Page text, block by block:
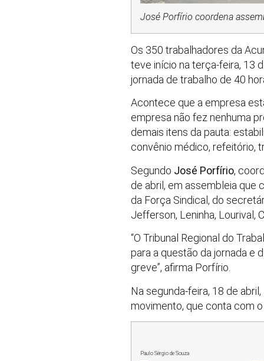
José Porfírio coordena
Os 350 trabalhadores da
teve início na terça-feira, 13
jornada de trabalho de 40
Acontece que a empresa
empresa não fez nenhuma
demais itens da pauta:
convênio médico, refeitório,
Segundo José Porfírio,
de abril, em assembleia que
da Força Sindical, do
Jefferson, Leninha, Lourival,
“O Tribunal Regional do
para a questão da jornada e
greve”, afirma Porfírio.
Na segunda-feira, 18 de
movimento, que conta com
Paulo Sérgio de Souza